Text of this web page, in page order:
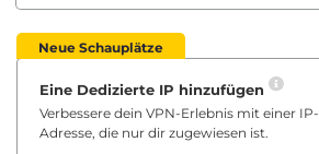
Neue Schauplätze
Eine Dedizierte IP hinzufügen
Verbessere dein VPN-Erlebnis mit einer IP-
Adresse, die nur dir zugewiesen ist.